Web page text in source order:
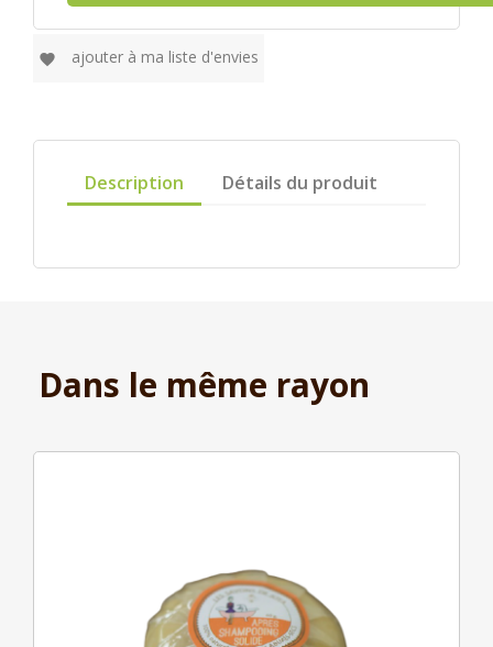
favorite ajouter à ma liste d'envies
Description Détails du produit
Dans le même rayon